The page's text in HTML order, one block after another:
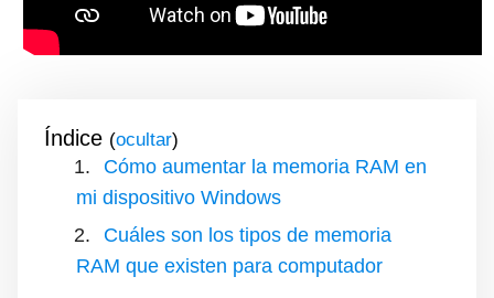
Índice ( )
Cómo aumentar la memoria RAM en
mi dispositivo Windows
Cuáles son los tipos de memoria
RAM que existen para computador